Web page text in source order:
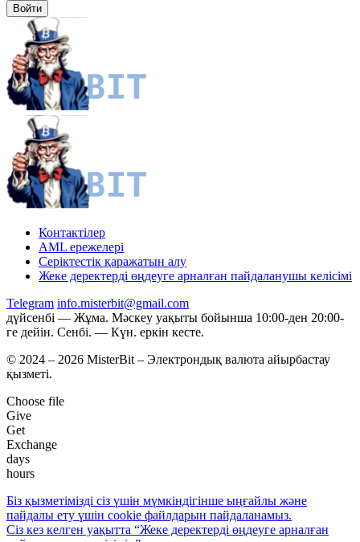
Контактілер
AML ережелері
Серіктестік қаражатын алу
Жеке деректерді өңдеуге арналған пайдаланушы келісімі
Telegram info.misterbit@gmail.com
дүйсенбі — Жұма. Мәскеу уақыты бойынша 10:00-ден 20:00-
ге дейін. Сенбі. — Күн. еркін кесте.
© 2024 – 2026 MisterBit – Электрондық валюта айырбастау
қызметі.
Choose file
Give
Get
Exchange
days
hours
Біз қызметімізді сіз үшін мүмкіндігінше ыңғайлы және
пайдалы ету үшін coоkie файлдарын пайдаланамыз.
Сіз кез келген уақытта “Жеке деректерді өңдеуге арналған